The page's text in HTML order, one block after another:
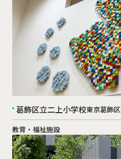
葛飾区立二上小学校東京葛飾区
教育・福祉施設